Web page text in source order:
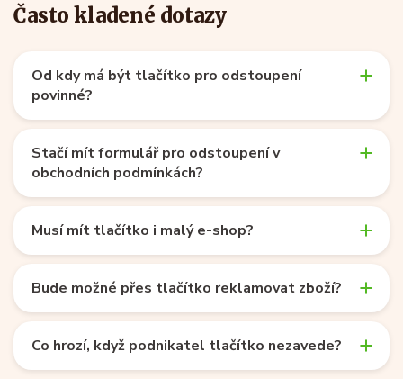
Často kladené dotazy
Od kdy má být tlačítko pro odstoupení
povinné?
Stačí mít formulář pro odstoupení v
obchodních podmínkách?
Musí mít tlačítko i malý e-shop?
Bude možné přes tlačítko reklamovat zboží?
Co hrozí, když podnikatel tlačítko nezavede?